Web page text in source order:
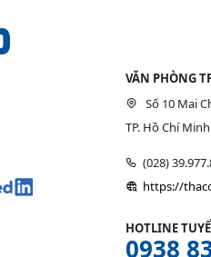
VĂN PHÒNG
Số 10 Mai
TP. Hồ Chí
(028)
https://
HOTLINE
0938